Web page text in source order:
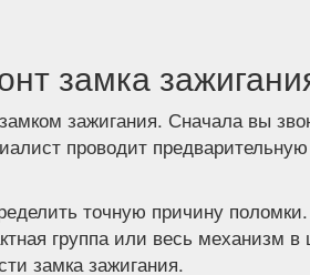
замка
зажигания. Сначала вы
проводит
точную причину
группа или весь механизм
замка зажигания.